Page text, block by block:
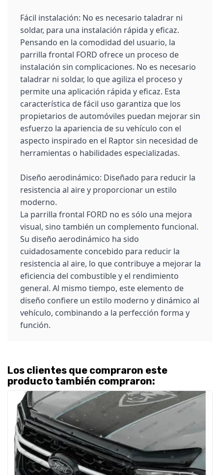
Fácil instalación: No es necesario taladrar ni
soldar, para una instalación rápida y eficaz.
Pensando en la comodidad del usuario, la
parrilla frontal FORD ofrece un proceso de
instalación sin complicaciones. No es necesario
taladrar ni soldar, lo que agiliza el proceso y
permite una aplicación rápida y eficaz. Esta
característica de fácil uso garantiza que los
propietarios de automóviles puedan mejorar sin
esfuerzo la apariencia de su vehículo con el
aspecto inspirado en el Raptor sin necesidad de
herramientas o habilidades especializadas.
Diseño aerodinámico: Diseñado para reducir la
resistencia al aire y proporcionar un estilo
moderno.
La parrilla frontal FORD no es sólo una mejora
visual, sino también un complemento funcional.
Su diseño aerodinámico ha sido
cuidadosamente concebido para reducir la
resistencia al aire, lo que contribuye a mejorar la
eficiencia del combustible y el rendimiento
general. Al mismo tiempo, este elemento de
diseño confiere un estilo moderno y dinámico al
vehículo, combinando a la perfección forma y
función.
Los clientes que compraron este
producto también compraron: